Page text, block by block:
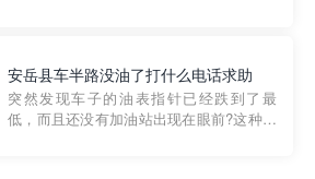
越者小程序是一款专门解决汽车没油问题
的在线服务平台。通过...
安岳县车半路没油了打什么电话求助
突然发现车子的油表指针已经跌到了最
低，而且还没有加油站出现在眼前?这种情